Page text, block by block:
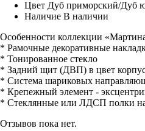
Цвет Дуб приморский/Дуб
Наличие В наличии
Особенности коллекции
* Рамочные декоративные
* Тонированное стекло
* Задний щит (ДВП) в цвет
* Система шариковых
* Крепежный элемент -
* Стеклянные или ЛДСП полки
Отзывов пока нет.